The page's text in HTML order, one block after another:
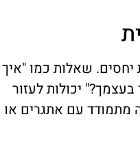
שאלות כמו "איך
יכולות לעזור
מתמודד עם אתגרים או